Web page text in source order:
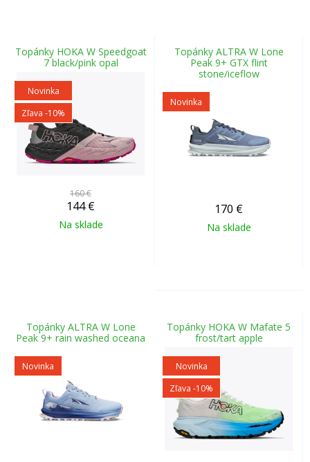
Topánky HOKA W Speedgoat
7 black/pink opal
Novinka
Zľava -10%
160 €
144 €
Na sklade
Topánky ALTRA W Lone
Peak 9+ GTX flint
stone/iceflow
Novinka
170 €
Na sklade
Topánky ALTRA W Lone
Peak 9+ rain washed oceana
Novinka
Topánky HOKA W Mafate 5
frost/tart apple
Novinka
Zľava -10%